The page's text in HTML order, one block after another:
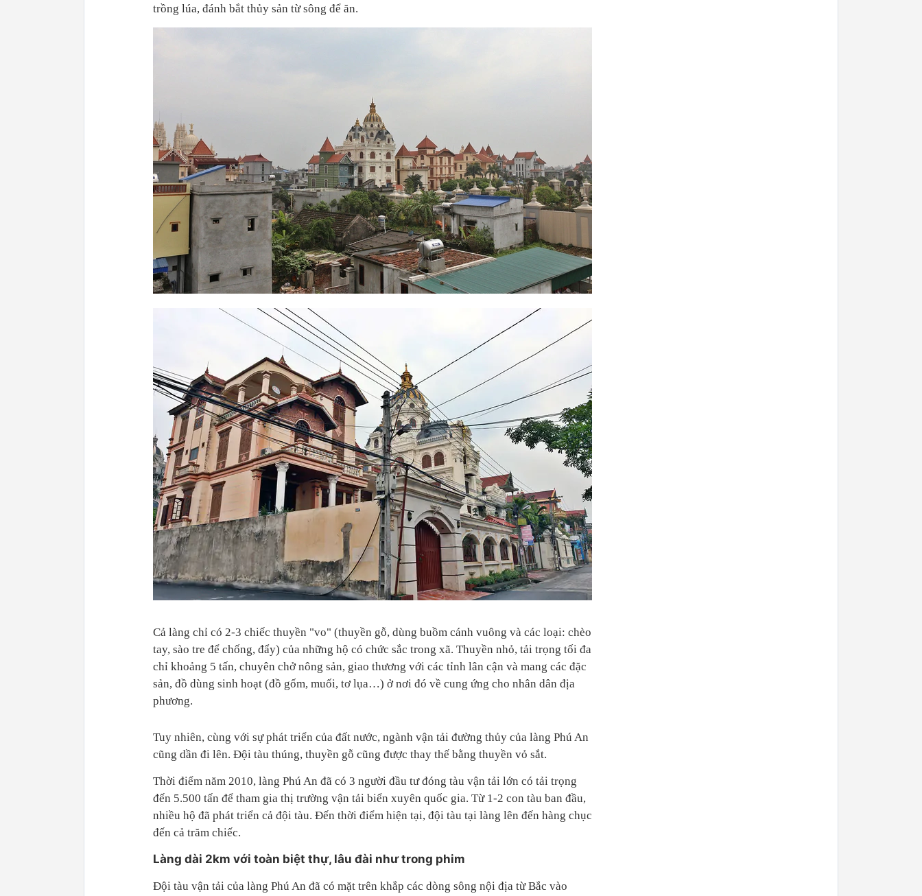
trồng lúa, đánh bắt thủy sản từ sông để ăn.
Cả làng chỉ có 2-3 chiếc thuyền "vo" (thuyền gỗ, dùng buồm cánh vuông và các loại: chèo
tay, sào tre để chống, đẩy) của những hộ có chức sắc trong xã. Thuyền nhỏ, tải trọng tối đa
chỉ khoảng 5 tấn, chuyên chở nông sản, giao thương với các tỉnh lân cận và mang các đặc
sản, đồ dùng sinh hoạt (đồ gốm, muối, tơ lụa…) ở nơi đó về cung ứng cho nhân dân địa
phương.
Tuy nhiên, cùng với sự phát triển của đất nước, ngành vận tải đường thủy của làng Phú An
cũng dần đi lên. Đội tàu thúng, thuyền gỗ cũng được thay thế bằng thuyền vỏ sắt.
Thời điểm năm 2010, làng Phú An đã có 3 người đầu tư đóng tàu vận tải lớn có tải trọng
đến 5.500 tấn để tham gia thị trường vận tải biển xuyên quốc gia. Từ 1-2 con tàu ban đầu,
nhiều hộ đã phát triển cả đội tàu. Đến thời điểm hiện tại, đội tàu tại làng lên đến hàng chục
đến cả trăm chiếc.
Làng dài 2km với toàn biệt thự, lâu đài như trong phim
Đội tàu vận tải của làng Phú An đã có mặt trên khắp các dòng sông nội địa từ Bắc vào